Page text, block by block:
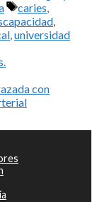
Etiquetas
caries
universidad
con